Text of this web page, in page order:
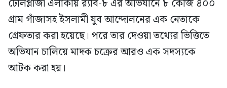
টোলপ্লাজা এলাকায় র‍্যাব-৮ এর অভিযানে ৮ কেজি ৪০০
গ্রাম গাঁজাসহ ইসলামী যুব আন্দোলনের এক নেতাকে
গ্রেফতার করা হয়েছে। পরে তার দেওয়া তথ্যের ভিত্তিতে
অভিযান চালিয়ে মাদক চক্রের আরও এক সদস্যকে
আটক করা হয়।